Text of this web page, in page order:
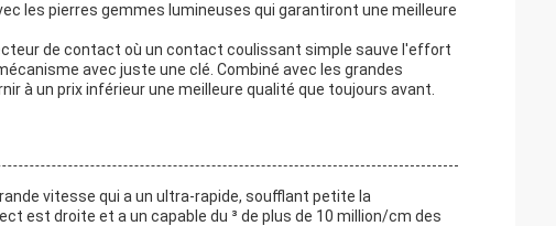
les pierres gemmes lumineuses qui garantiront une meilleure
de contact où un contact coulissant simple sauve l'effort
avec juste une clé. Combiné avec les grandes
à un prix inférieur une meilleure qualité que toujours avant.
vitesse qui a un ultra-rapide, soufflant petite la
est droite et a un capable du ³ de plus de 10 million/cm des